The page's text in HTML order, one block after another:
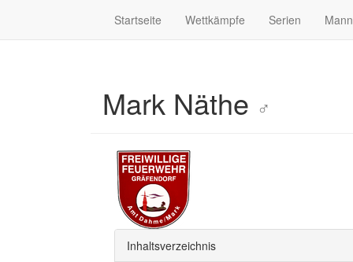
Startseite Wettkämpfe Serien
Mark Näthe ♂
Inhaltsverzeichnis